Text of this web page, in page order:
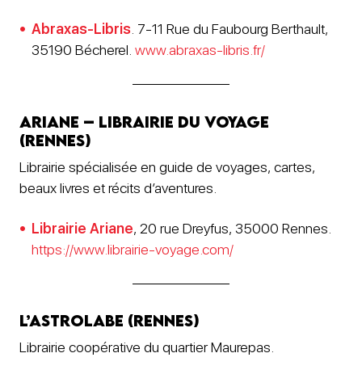
Abraxas-Libris . 7-11 Rue du Faubourg Berthault,
35190 Bécherel. www.abraxas-libris.fr/
Ariane – Librairie du Voyage
(Rennes)
Librairie spécialisée en guide de voyages, cartes,
beaux livres et récits d’aventures.
Librairie Ariane, 20 rue Dreyfus, 35000 Rennes.
https://www.librairie-voyage.com/
L’Astrolabe (Rennes)
Librairie coopérative du quartier Maurepas.